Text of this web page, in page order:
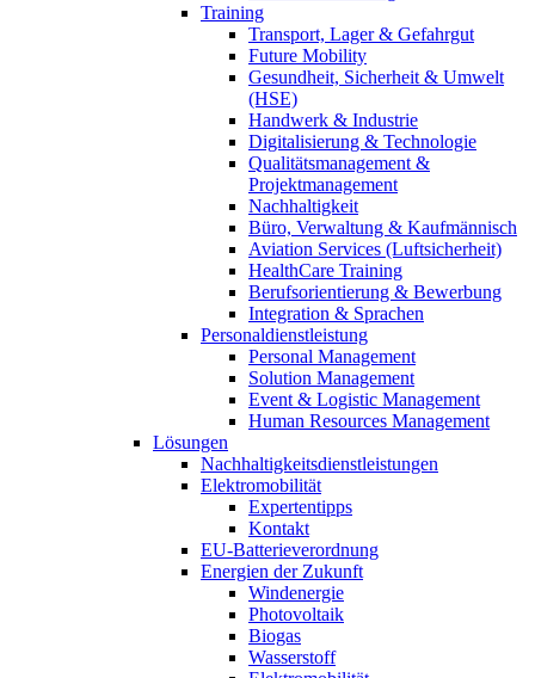
Training
Transport, Lager & Gefahrgut
Future Mobility
Gesundheit, Sicherheit & Umwelt
(HSE)
Handwerk & Industrie
Digitalisierung & Technologie
Qualitätsmanagement &
Projektmanagement
Nachhaltigkeit
Büro, Verwaltung & Kaufmännisch
Aviation Services (Luftsicherheit)
HealthCare Training
Berufsorientierung & Bewerbung
Integration & Sprachen
Personaldienstleistung
Personal Management
Solution Management
Event & Logistic Management
Human Resources Management
Lösungen
Nachhaltigkeitsdienstleistungen
Elektromobilität
Expertentipps
Kontakt
EU-Batterieverordnung
Energien der Zukunft
Windenergie
Photovoltaik
Biogas
Wasserstoff